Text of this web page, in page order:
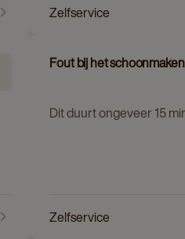
Zelfservice
Fout bij het schoonmaken
Dit duurt ongeveer 15
Zelfservice